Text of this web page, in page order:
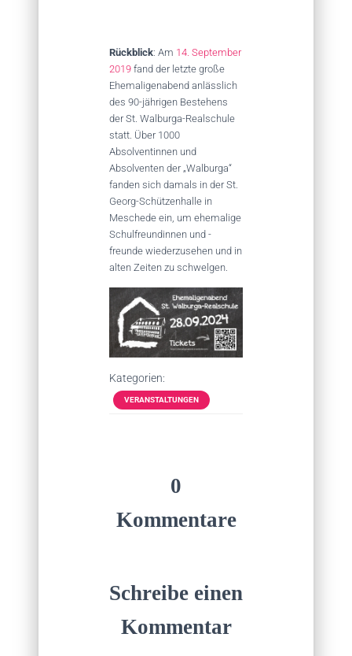
Rückblick: Am 14. September
2019 fand der letzte große
Ehemaligenabend anlässlich
des 90-jährigen Bestehens
der St. Walburga-Realschule
statt. Über 1000
Absolventinnen und
Absolventen der „Walburga“
fanden sich damals in der St.
Georg-Schützenhalle in
Meschede ein, um ehemalige
Schulfreundinnen und -
freunde wiederzusehen und in
alten Zeiten zu schwelgen.
Kategorien:
VERANSTALTUNGEN
0
Kommentare
Schreibe einen
Kommentar